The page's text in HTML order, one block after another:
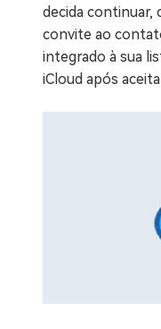
decida continuar,
convite ao
integrado à sua
iCloud após